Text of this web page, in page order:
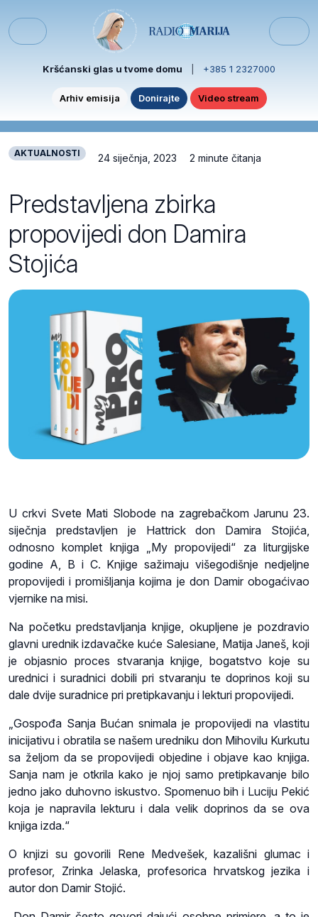
Menu
Kršćanski glas u tvome domu +385 1 2327000
Arhiv emisija Donirajte Video stream
AKTUALNOSTI 24 siječnja, 2023 2 minute čitanja
Predstavljena zbirka
propovijedi don Damira
Stojića
U crkvi Svete Mati Slobode na zagrebačkom Jarunu 23.
siječnja predstavljen je Hattrick don Damira Stojića,
odnosno komplet knjiga „My propovijedi“ za liturgijske
godine A, B i C. Knjige sažimaju višegodišnje nedjeljne
propovijedi i promišljanja kojima je don Damir obogaćivao
vjernike na misi.
Na početku predstavljanja knjige, okupljene je pozdravio
glavni urednik izdavačke kuće Salesiane, Matija Janeš, koji
je objasnio proces stvaranja knjige, bogatstvo koje su
urednici i suradnici dobili pri stvaranju te doprinos koji su
dale dvije suradnice pri pretipkavanju i lekturi propovijedi.
„Gospođa Sanja Bućan snimala je propovijedi na vlastitu
inicijativu i obratila se našem uredniku don Mihovilu Kurkutu
sa željom da se propovijedi objedine i objave kao knjiga.
Sanja nam je otkrila kako je njoj samo pretipkavanje bilo
jedno jako duhovno iskustvo. Spomenuo bih i Luciju Pekić
koja je napravila lekturu i dala velik doprinos da se ova
knjiga izda.“
O knjizi su govorili Rene Medvešek, kazališni glumac i
profesor, Zrinka Jelaska, profesorica hrvatskog jezika i
autor don Damir Stojić.